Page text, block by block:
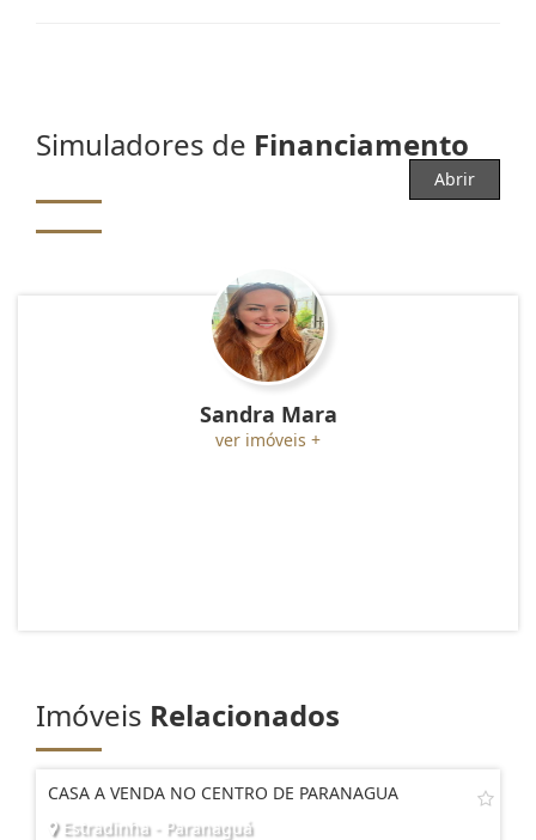
Simuladores de Financiamento
Abrir
Sandra Mara
ver imóveis +
Imóveis Relacionados
CASA A VENDA NO CENTRO DE PARANAGUA
Estradinha - Paranaguá